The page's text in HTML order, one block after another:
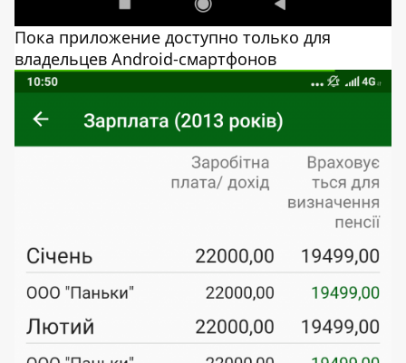
Пока приложение доступно только для
владельцев Android-смартфонов